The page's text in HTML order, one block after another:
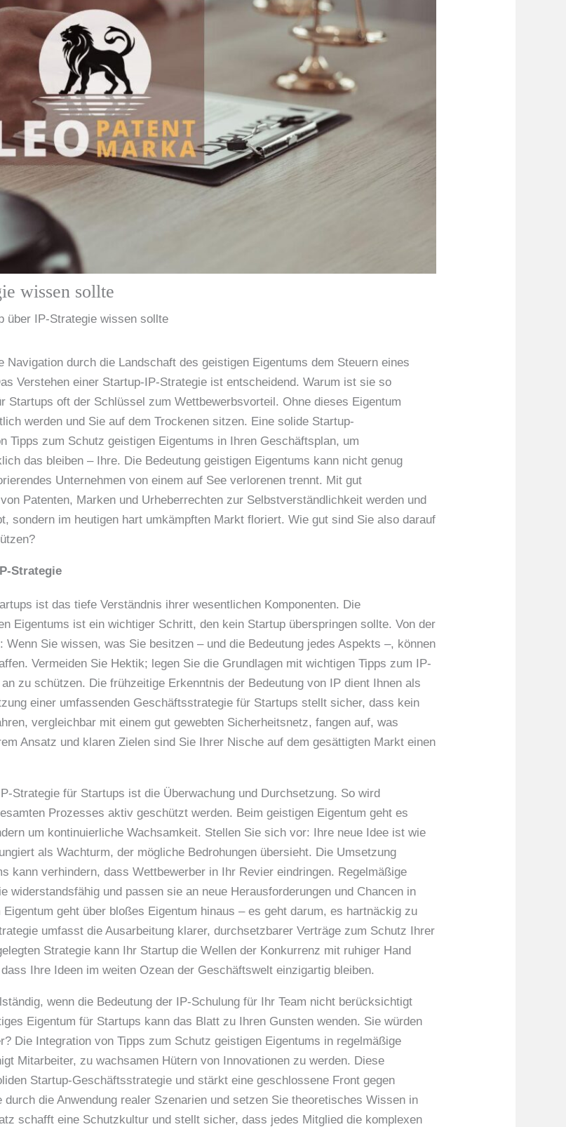
wissen sollte
über IP-Strategie wissen sollte
durch die Landschaft des geistigen Eigentums dem Steuern eines
Verstehen einer Startup-IP-Strategie ist entscheidend. Warum ist sie so
oft der Schlüssel zum Wettbewerbsvorteil. Ohne dieses Eigentum
werden und Sie auf dem Trockenen sitzen. Eine solide Startup-
Tipps zum Schutz geistigen Eigentums in Ihren Geschäftsplan, um
das bleiben – Ihre. Die Bedeutung geistigen Eigentums kann nicht genug
Unternehmen von einem auf See verlorenen trennt. Mit gut
Patenten, Marken und Urheberrechten zur Selbstverständlichkeit werden und
sondern im heutigen hart umkämpften Markt floriert. Wie gut sind Sie also darauf
Strategie
ist das tiefe Verständnis ihrer wesentlichen Komponenten. Die
Eigentums ist ein wichtiger Schritt, den kein Startup überspringen sollte. Von der
Sie wissen, was Sie besitzen – und die Bedeutung jedes Aspekts –, können
Vermeiden Sie Hektik; legen Sie die Grundlagen mit wichtigen Tipps zum IP-
zu schützen. Die frühzeitige Erkenntnis der Bedeutung von IP dient Ihnen als
einer umfassenden Geschäftsstrategie für Startups stellt sicher, dass kein
vergleichbar mit einem gut gewebten Sicherheitsnetz, fangen auf, was
Ansatz und klaren Zielen sind Sie Ihrer Nische auf dem gesättigten Markt einen
Strategie für Startups ist die Überwachung und Durchsetzung. So wird
Prozesses aktiv geschützt werden. Beim geistigen Eigentum geht es
um kontinuierliche Wachsamkeit. Stellen Sie sich vor: Ihre neue Idee ist wie
als Wachturm, der mögliche Bedrohungen übersieht. Die Umsetzung
kann verhindern, dass Wettbewerber in Ihr Revier eindringen. Regelmäßige
widerstandsfähig und passen sie an neue Herausforderungen und Chancen in
geht über bloßes Eigentum hinaus – es geht darum, es hartnäckig zu
umfasst die Ausarbeitung klarer, durchsetzbarer Verträge zum Schutz Ihrer
Strategie kann Ihr Startup die Wellen der Konkurrenz mit ruhiger Hand
Ihre Ideen im weiten Ozean der Geschäftswelt einzigartig bleiben.
wenn die Bedeutung der IP-Schulung für Ihr Team nicht berücksichtigt
Eigentum für Startups kann das Blatt zu Ihren Gunsten wenden. Sie würden
Die Integration von Tipps zum Schutz geistigen Eigentums in regelmäßige
Mitarbeiter, zu wachsamen Hütern von Innovationen zu werden. Diese
Startup-Geschäftsstrategie und stärkt eine geschlossene Front gegen
die Anwendung realer Szenarien und setzen Sie theoretisches Wissen in
schafft eine Schutzkultur und stellt sicher, dass jedes Mitglied die komplexen